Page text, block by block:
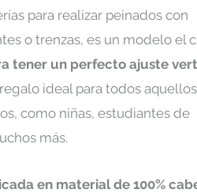
para realizar peinados con
o trenzas, es un modelo el
tener un perfecto ajuste
ideal para todos
como niñas, estudiantes de
más.
en material de 100%